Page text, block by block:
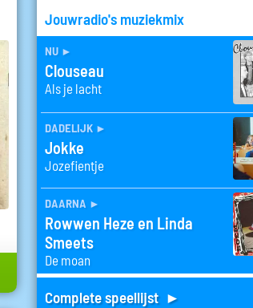
Jouwradio's muziekmix
nu ►
Clouseau
Als je lacht
dadelijk ►
Jokke
Jozefientje
daarna ►
Rowwen Heze en Linda
Smeets
De moan
Complete speellijst ►